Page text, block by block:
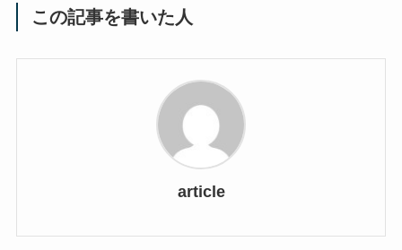
この記事を書いた人
article